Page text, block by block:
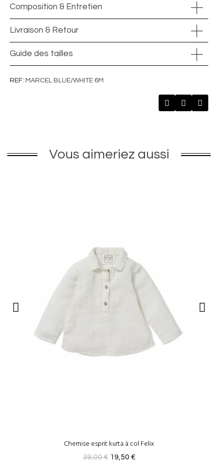
Composition & Entretien
Livraison & Retour
Guide des tailles
REF MARCEL BLUE/WHITE 6M
Vous aimeriez aussi
Chemise esprit kurta à col Felix
39,00 € 19,50 €